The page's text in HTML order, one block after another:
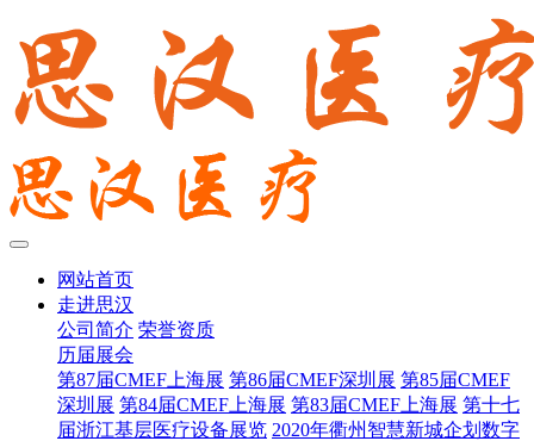
网站首页
走进思汉
公司简介 荣誉资质
历届展会
第87届CMEF上海展 第86届CMEF深圳展 第85届CMEF
深圳展 第84届CMEF上海展 第83届CMEF上海展 第十七
届浙江基层医疗设备展览 2020年衢州智慧新城企划数字